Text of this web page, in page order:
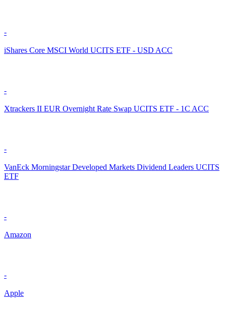
-
iShares Core MSCI World UCITS ETF - USD ACC
-
Xtrackers II EUR Overnight Rate Swap UCITS ETF - 1C ACC
-
VanEck Morningstar Developed Markets Dividend Leaders UCITS
ETF
-
Amazon
-
Apple